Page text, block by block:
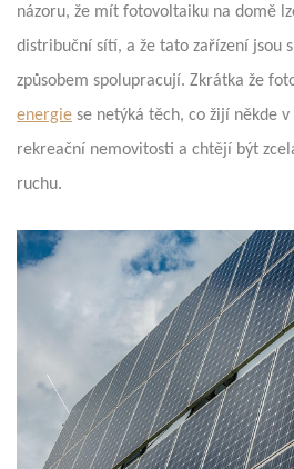
názoru, že mít fotovoltaiku na domě
distribuční sítí, a že tato zařízení jsou
způsobem spolupracují. Zkrátka že
energie se netýká těch, co žijí někde
rekreační nemovitosti a chtějí být
ruchu.